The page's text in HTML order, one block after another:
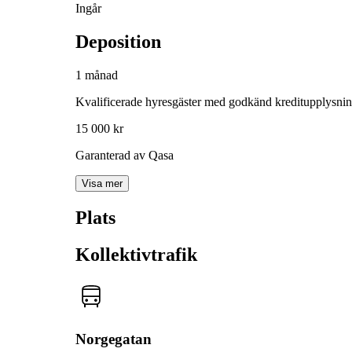
Ingår
Deposition
1 månad
Kvalificerade hyresgäster med godkänd
15 000 kr
Garanterad av Qasa
Visa mer
Plats
Kollektivtrafik
Norgegatan